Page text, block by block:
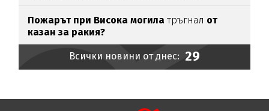
Пожарът при Висока могила тръгнал от
казан за ракия?
Всички новини от днес: 29